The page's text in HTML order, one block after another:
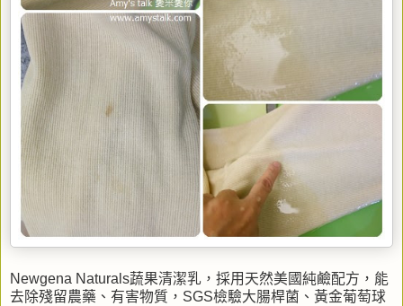
Newgena Naturals蔬果清潔乳，採用天然美國純鹼配方，能
去除殘留農藥、有害物質，SGS檢驗大腸桿菌、黃金葡萄球